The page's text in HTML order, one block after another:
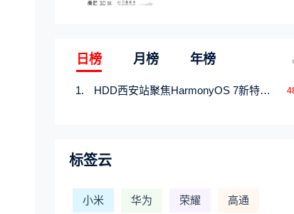
日榜 月榜 年榜
HDD西安站聚焦HarmonyOS 7新特性，解锁从互联到智能的应用开发新范式
标签云
小米 华为 荣耀 高通